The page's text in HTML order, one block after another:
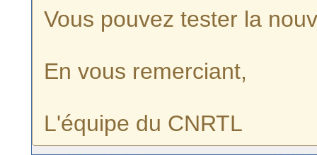
Vous pouvez tester la
En vous remerciant,
L'équipe du CNRTL